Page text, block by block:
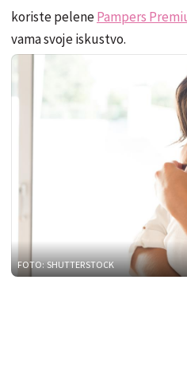
koriste pelenePampers
vama svoje iskustvo.
FOTO: SHUTTERSTOCK